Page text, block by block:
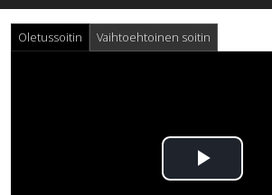
Oletussoitin Vaihtoehtoinen soitin
Toista